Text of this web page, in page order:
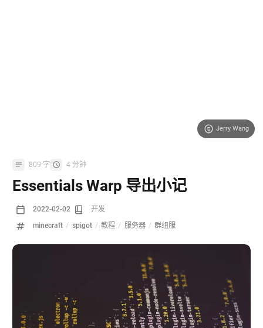
Jerry Wang
809 字 4 分钟
Essentials Warp 导出小记
2022-02-02
开发
minecraft / spigot / 教程 / 服务器 / 群组服